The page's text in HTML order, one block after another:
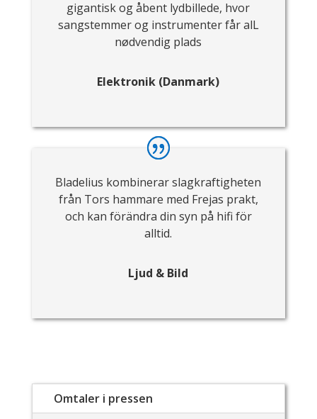
gigantisk og åbent lydbillede, hvor
sangstemmer og instrumenter får alL
nødvendig plads
Elektronik (Danmark)
Bladelius kombinerar slagkraftigheten
från Tors hammare med Frejas prakt,
och kan förändra din syn på hifi för
alltid.
Ljud & Bild
Omtaler i pressen